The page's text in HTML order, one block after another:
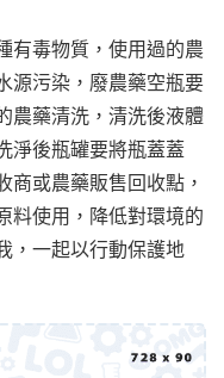
有毒物質，使用過的農
源污染，廢農藥空瓶要
農藥清洗，清洗後液體
淨後瓶罐要將瓶蓋蓋
商或農藥販售回收點，
料使用，降低對環境的
，一起以行動保護地